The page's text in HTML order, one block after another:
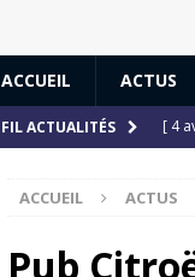
ACCUEIL ACTUS
FIL ACTUALITÉS [ 4
[ 12
[ 6
ACCUEIL ACTUS
Pub